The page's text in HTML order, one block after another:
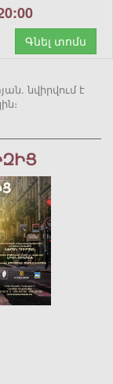
Գնել տոմս
նվիրվում է